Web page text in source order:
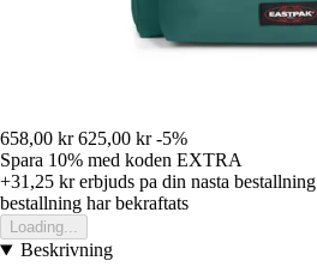
658,00 kr 625,00 kr -5%
Spara 10% med koden EXTRA
+31,25 krerbjuds pa din nasta bestallning
bestallning har bekraftats
Loading...
Beskrivning